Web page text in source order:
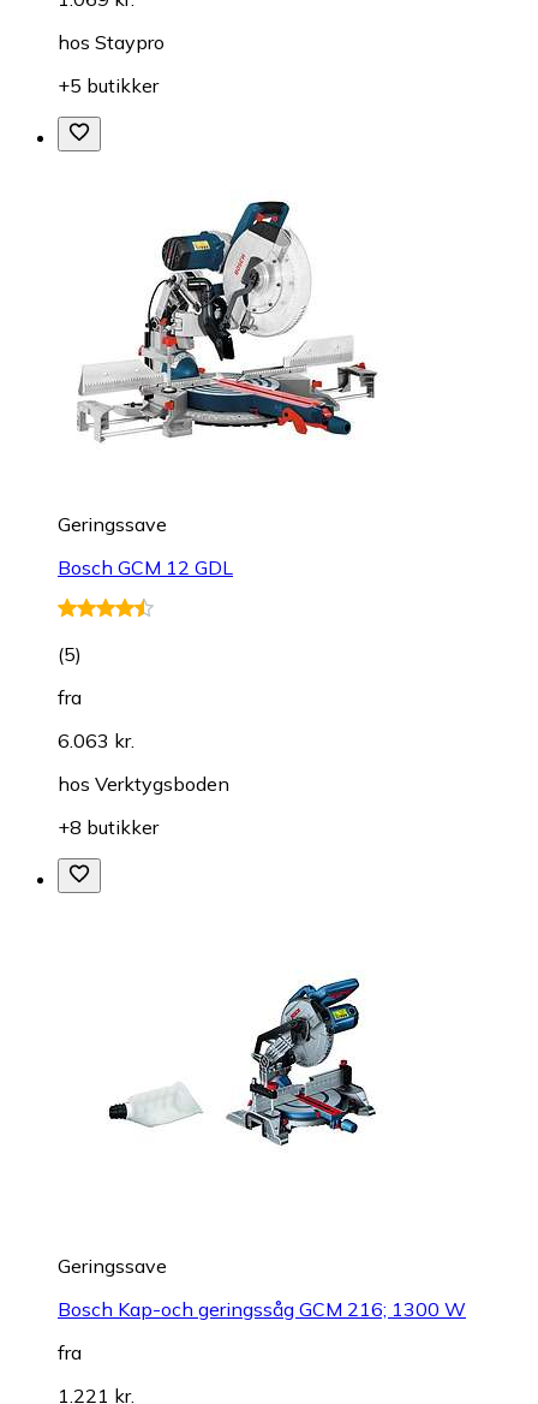
hos Staypro
+5 butikker
Geringssave
Bosch GCM 12 GDL
(5)
fra
6.063 kr.
hos Verktygsboden
+8 butikker
Geringssave
Bosch Kap-och geringssåg GCM 216; 1300 W
fra
1.221 kr.